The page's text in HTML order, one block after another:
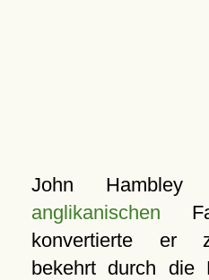
John
anglikanischen
konvertierte er
bekehrt durch die